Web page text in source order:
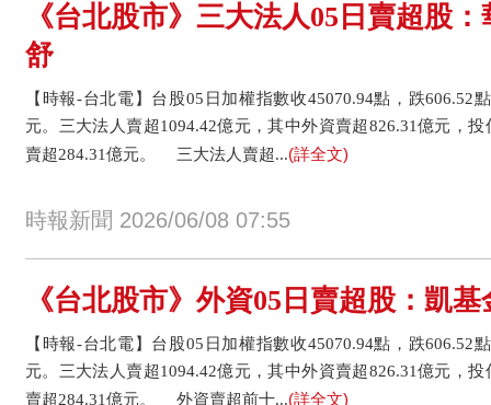
《台北股市》三大法人05日賣超股
舒
【時報-台北電】台股05日加權指數收45070.94點，跌606.52
元。三大法人賣超1094.42億元，其中外資賣超826.31億元，
賣超284.31億元。 三大法人賣超...(詳全文)
時報新聞 2026/06/08 07:55
《台北股市》外資05日賣超股：凱
【時報-台北電】台股05日加權指數收45070.94點，跌606.52
元。三大法人賣超1094.42億元，其中外資賣超826.31億元，
賣超284.31億元。 外資賣超前十...(詳全文)